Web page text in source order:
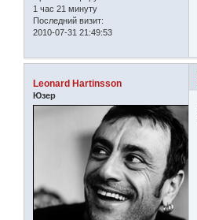
1 час 21 минуту
Последний визит:
2010-07-31 21:49:53
Leonard Hartinsson
Юзер